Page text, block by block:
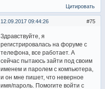
Цитировать
75
12.09.2017 09:44:26
Здравствуйте, я
регистрировалась на форуме с
телефона, все работает. А
сейчас пытаюсь зайти под своим
именем и паролем с компьютера,
и он мне пишет, что неверное
имя/пароль. Помогите войти с